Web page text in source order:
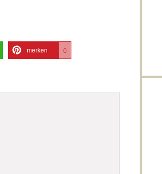
merken 0